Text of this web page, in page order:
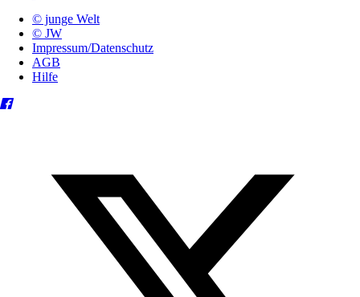
© junge Welt
© JW
Impressum/Datenschutz
AGB
Hilfe